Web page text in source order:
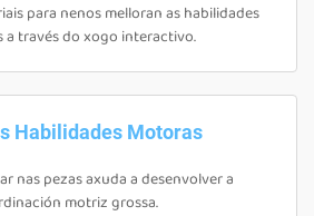
para nenos melloran as habilidades
a través do xogo interactivo.
Habilidades Motoras
nas pezas axuda a desenvolver a
motriz grossa.